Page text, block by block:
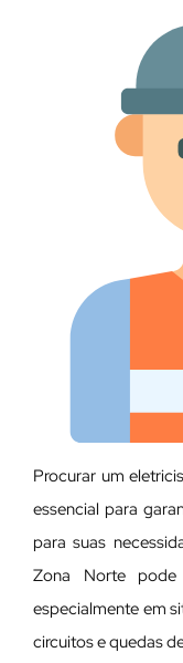
Procurar um
essencial para
para suas
Zona Norte
especialmente em
circuitos e quedas